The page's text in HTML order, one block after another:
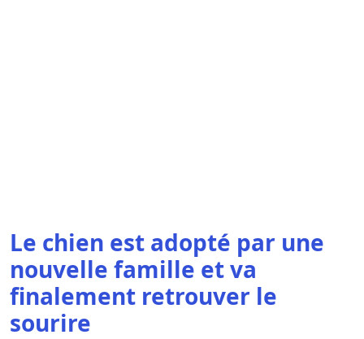
Le chien est adopté par une
nouvelle famille et va
finalement retrouver le
sourire